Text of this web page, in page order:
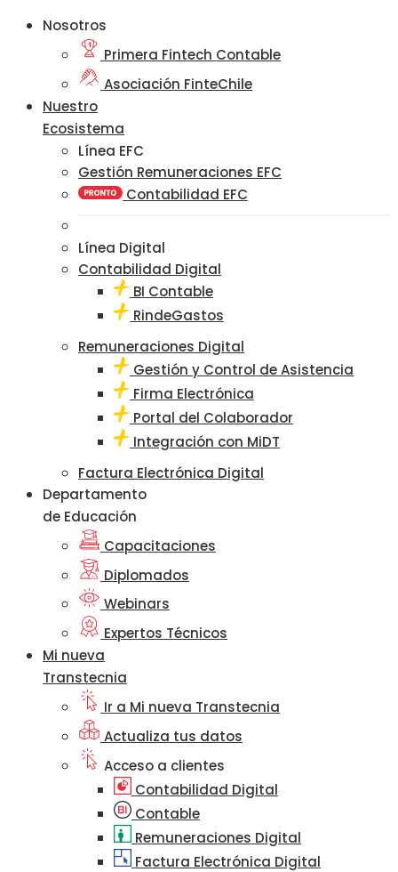
Nosotros
Primera Fintech Contable
Asociación FinteChile
Nuestro
Ecosistema
Línea EFC
Gestión Remuneraciones EFC
Contabilidad EFC
Línea Digital
Contabilidad Digital
BI Contable
RindeGastos
Remuneraciones Digital
Gestión y Control de Asistencia
Firma Electrónica
Portal del Colaborador
Integración con MiDT
Factura Electrónica Digital
Departamento
de Educación
Capacitaciones
Diplomados
Webinars
Expertos Técnicos
Mi nueva
Transtecnia
Ir a Mi nueva Transtecnia
Actualiza tus datos
Acceso a clientes
Contabilidad Digital
Contable
Remuneraciones Digital
Factura Electrónica Digital